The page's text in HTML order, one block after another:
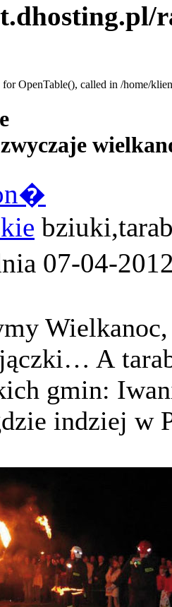
for OpenTable(), called in /home/
07-04-
A
gmin:
indziej w